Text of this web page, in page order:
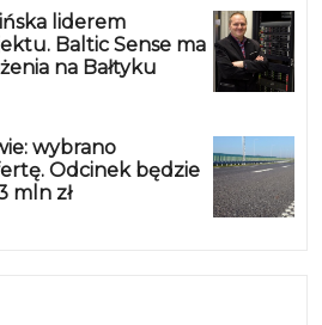
liderem
Baltic Sense ma
na Bałtyku
wybrano
Odcinek będzie
mln zł